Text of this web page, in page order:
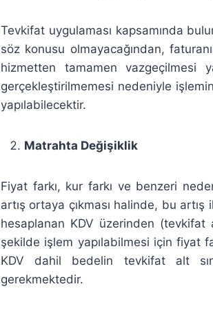
Tevkifat uygulaması kapsamında
söz konusu olmayacağından,
hizmetten tamamen vazgeçilmesi
gerçekleştirilmemesi nedeniyle
yapılabilecektir.
Matrahta Değişiklik
Fiyat farkı, kur farkı ve benzeri
artış ortaya çıkması halinde, bu
hesaplanan KDV üzerinden (tevkifat
şekilde işlem yapılabilmesi için fiyat
KDV dahil bedelin tevkifat alt
gerekmektedir.